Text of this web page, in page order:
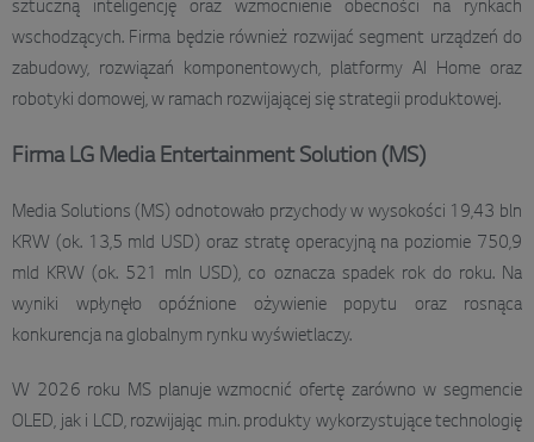
sztuczną inteligencję oraz wzmocnienie obecności na rynkach
wschodzących. Firma będzie również rozwijać segment urządzeń do
zabudowy, rozwiązań komponentowych, platformy AI Home oraz
robotyki domowej, w ramach rozwijającej się strategii produktowej.
Firma LG Media Entertainment Solution (MS)
Media Solutions (MS) odnotowało przychody w wysokości 19,43 bln
KRW (ok. 13,5 mld USD) oraz stratę operacyjną na poziomie 750,9
mld KRW (ok. 521 mln USD), co oznacza spadek rok do roku. Na
wyniki wpłynęło opóźnione ożywienie popytu oraz rosnąca
konkurencja na globalnym rynku wyświetlaczy.
W 2026 roku MS planuje wzmocnić ofertę zarówno w segmencie
OLED, jak i LCD, rozwijając m.in. produkty wykorzystujące technologię